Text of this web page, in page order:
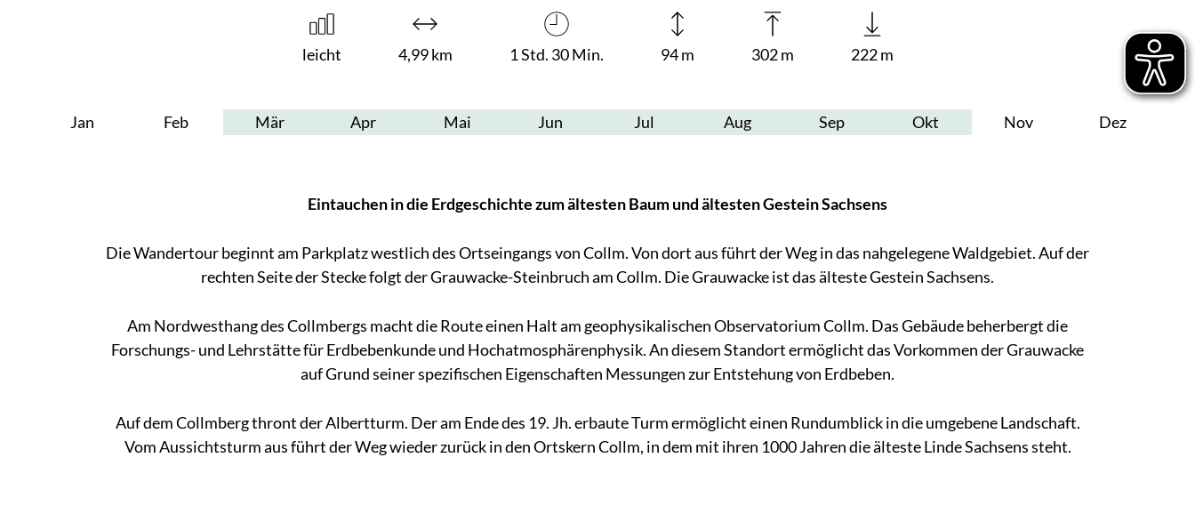
leicht 4,99 km 1 Std. 30 Min. 94 m 302 m 222 m
Jan Feb Mär Apr Mai Jun Jul Aug Sep Okt Nov Dez
Eintauchen in die Erdgeschichte zum ältesten Baum und ältesten Gestein Sachsens
Die Wandertour beginnt am Parkplatz westlich des Ortseingangs von Collm. Von dort aus führt der Weg in das nahgelegene Waldgebiet. Auf der
rechten Seite der Stecke folgt der Grauwacke-Steinbruch am Collm. Die Grauwacke ist das älteste Gestein Sachsens.
Am Nordwesthang des Collmbergs macht die Route einen Halt am geophysikalischen Observatorium Collm. Das Gebäude beherbergt die
Forschungs- und Lehrstätte für Erdbebenkunde und Hochatmosphärenphysik. An diesem Standort ermöglicht das Vorkommen der Grauwacke
auf Grund seiner spezifischen Eigenschaften Messungen zur Entstehung von Erdbeben.
Auf dem Collmberg thront der Albertturm. Der am Ende des 19. Jh. erbaute Turm ermöglicht einen Rundumblick in die umgebene Landschaft.
Vom Aussichtsturm aus führt der Weg wieder zurück in den Ortskern Collm, in dem mit ihren 1000 Jahren die älteste Linde Sachsens steht.